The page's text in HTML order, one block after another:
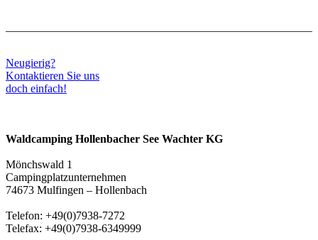
Neugierig?
Kontaktieren Sie uns
doch einfach!
Waldcamping Hollenbacher See Wachter KG
Mönchswald 1
Campingplatzunternehmen
74673 Mulfingen – Hollenbach
Telefon: +49(0)7938-7272
Telefax: +49(0)7938-6349999